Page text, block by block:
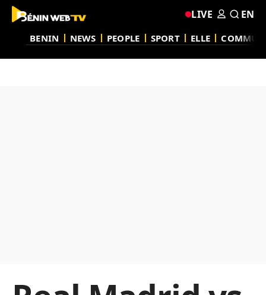
BENIN NEWS PEOPLE SPORT ELLE
LIVE EN